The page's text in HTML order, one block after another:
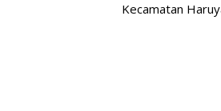
Kecamatan